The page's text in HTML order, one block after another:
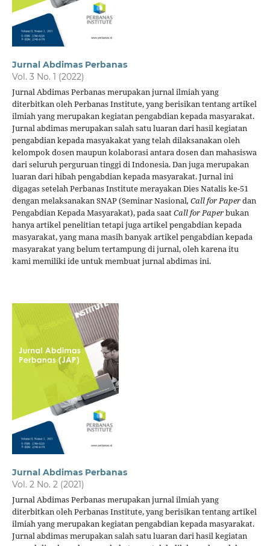
Jurnal Abdimas Perbanas
Vol. 3 No. 1 (2022)
Jurnal Abdimas Perbanas merupakan jurnal ilmiah yang
diterbitkan oleh Perbanas Institute, yang berisikan tentang artikel
ilmiah yang merupakan kegiatan pengabdian kepada masyarakat.
Jurnal abdimas merupakan salah satu luaran dari hasil kegiatan
pengabdian kepada masyakakat yang telah dilaksanakan oleh
kelompok dosen maupun kolaborasi antara dosen dan mahasiswa
dari seluruh perguruan tinggi di Indonesia. Dan juga merupakan
luaran dari hibah pengabdian kepada masyarakat. Jurnal ini
digagas setelah Perbanas Institute merayakan Dies Natalis ke-51
dengan melaksanakan SNAP (Seminar Nasional, Call for Paperdan
Pengabdian Kepada Masyarakat), pada saatCall for Paperbukan
hanya artikel penelitian tetapi juga artikel pengabdian kepada
masyarakat, yang mana masih banyak artikel pengabdian kepada
masyarakat yang belum tertampung di jurnal, oleh karena itu
kami memiliki ide untuk membuat jurnal abdimas ini.
Jurnal Abdimas Perbanas
Vol. 2 No. 2 (2021)
Jurnal Abdimas Perbanas merupakan jurnal ilmiah yang
diterbitkan oleh Perbanas Institute, yang berisikan tentang artikel
ilmiah yang merupakan kegiatan pengabdian kepada masyarakat.
Jurnal abdimas merupakan salah satu luaran dari hasil kegiatan